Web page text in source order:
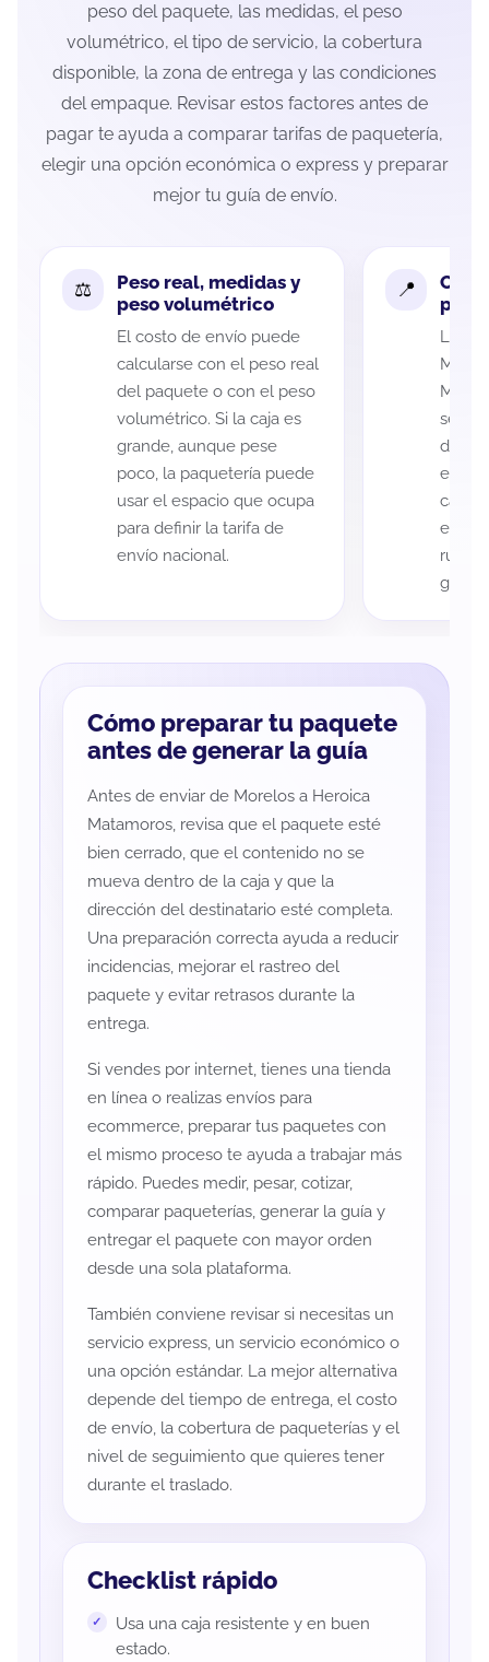
peso del paquete, las medidas, el peso
volumétrico, el tipo de servicio, la cobertura
disponible, la zona de entrega y las condiciones
del empaque. Revisar estos factores antes de
pagar te ayuda a comparar tarifas de paquetería,
elegir una opción económica o express y preparar
mejor tu guía de envío.
Peso real, medidas y
peso volumétrico
El costo de envío puede
calcularse con el peso real
del paquete o con el peso
volumétrico. Si la caja es
grande, aunque pese
poco, la paquetería puede
usar el espacio que ocupa
para definir la tarifa de
envío nacional.
La
de
cada
es
ruta
guía
Cómo preparar tu paquete
antes de generar la guía
Antes de enviar de Morelos a Heroica
Matamoros, revisa que el paquete esté
bien cerrado, que el contenido no se
mueva dentro de la caja y que la
dirección del destinatario esté completa.
Una preparación correcta ayuda a reducir
incidencias, mejorar el rastreo del
paquete y evitar retrasos durante la
entrega.
Si vendes por internet, tienes una tienda
en línea o realizas envíos para
ecommerce, preparar tus paquetes con
el mismo proceso te ayuda a trabajar más
rápido. Puedes medir, pesar, cotizar,
comparar paqueterías, generar la guía y
entregar el paquete con mayor orden
desde una sola plataforma.
También conviene revisar si necesitas un
servicio express, un servicio económico o
una opción estándar. La mejor alternativa
depende del tiempo de entrega, el costo
de envío, la cobertura de paqueterías y el
nivel de seguimiento que quieres tener
durante el traslado.
Checklist rápido
Usa una caja resistente y en buen
estado.